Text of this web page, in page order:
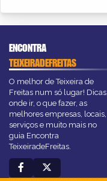
ENCONTRA
TEIXEIRADEFREITAS
O melhor de Teixeira de
Freitas num só lugar! Dicas,
onde ir, o que fazer, as
melhores empresas, locais,
serviços e muito mais no
guia Encontra
TeixeiradeFreitas.